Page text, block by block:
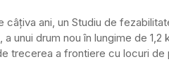
câțiva ani, un Studiu de
a unui drum nou în lungime de
trecerea a frontiere cu locuri de